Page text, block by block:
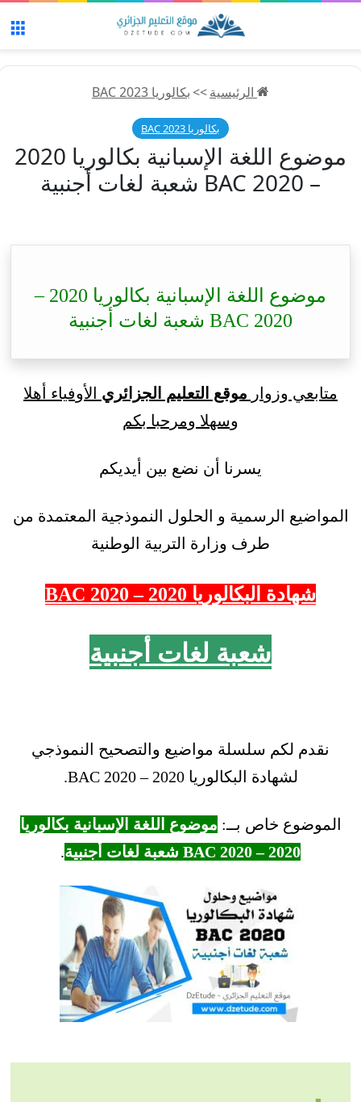
الرئيسية>>بكالوريا 2023 BAC
بكالوريا 2023 BAC
موضوع اللغة الإسبانية بكالوريا 2020
– BAC 2020 شعبة لغات أجنبية
موضوع اللغة الإسبانية بكالوريا 2020 –
BAC 2020 شعبة لغات أجنبية
متابعي وزوار موقع التعليم الجزائري الأوفياء أهلا
وسهلا ومرحبا بكم
يسرنا أن نضع بين أيديكم
المواضيع الرسمية و الحلول النموذجية المعتمدة من
طرف وزارة التربية الوطنية
شهادة البكالوريا 2020 – 2020 BAC
شعبة لغات أجنبية
نقدم لكم سلسلة مواضيع والتصحيح النموذجي
لشهادة البكالوريا 2020 – BAC 2020.
الموضوع خاص بــ: موضوع اللغة الإسبانية بكالوريا
2020 – BAC 2020 شعبة لغات أجنبية
.